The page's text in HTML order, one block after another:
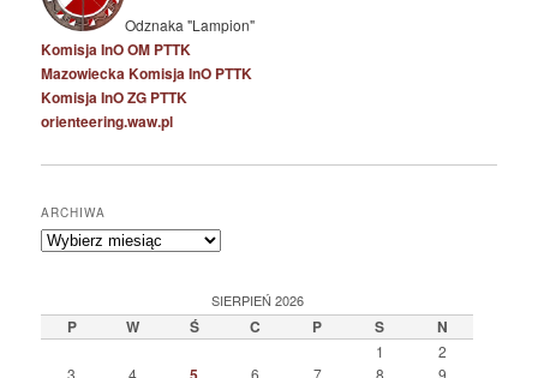
Odznaka "Lampion"
Komisja InO OM PTTK
Mazowiecka Komisja InO PTTK
Komisja InO ZG PTTK
orienteering.waw.pl
ARCHIWA
Archiwa
SIERPIEŃ 2026
P W Ś C P S N
1
2
3
4 6 7 8 9